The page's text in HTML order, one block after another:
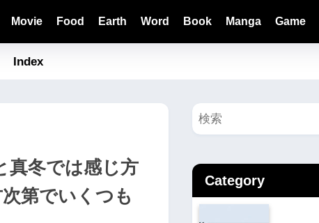
Movie Food Earth Word Book Manga Game
Index
真冬では感じ方
第でいくつも
Category